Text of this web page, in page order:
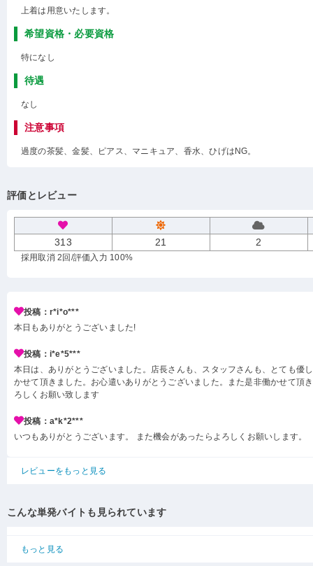
上着は用意いたします。
希望資格・必要資格
特になし
待遇
なし
注意事項
過度の茶髪、金髪、ピアス、マニキュア、香水、ひげはNG。
評価とレビュー
313 21 2
採用取消 2回 /評価入力 100%
投稿：r*i*o***
本日もありがとうございました!
投稿：i*e*5***
本日は、ありがとうございました。店長さんも、スタッフさんも、とても優
かせて頂きました。お心遣いありがとうございました。また是非働かせて頂
ろしくお願い致します
投稿：a*k*2***
いつもありがとうございます。 また機会があったらよろしくお願いします。
レビューをもっと見る
こんな単発バイトも見られています
もっと見る